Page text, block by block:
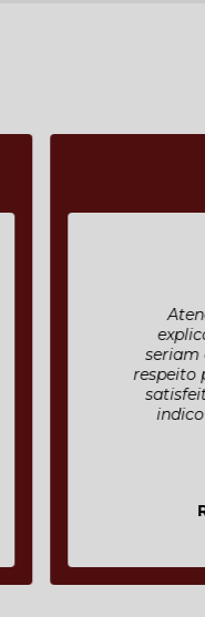
Atendimento com
explicação dos
seriam efetuados,
respeito pelo cliente ,
satisfeito pelo resultado
indico às pessoas
Roberto Bertolli